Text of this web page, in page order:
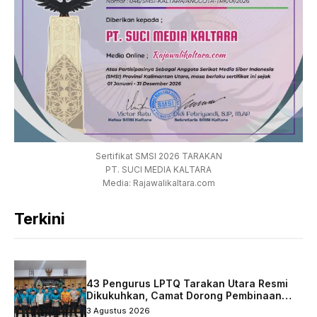
Sertifikat SMSI 2026 TARAKAN
PT. SUCI MEDIA KALTARA
Media: Rajawalikaltara.com
Terkini
43 Pengurus LPTQ Tarakan Utara Resmi
Dikukuhkan, Camat Dorong Pembinaan
Qurani Berkelanjutan
3 Agustus 2026